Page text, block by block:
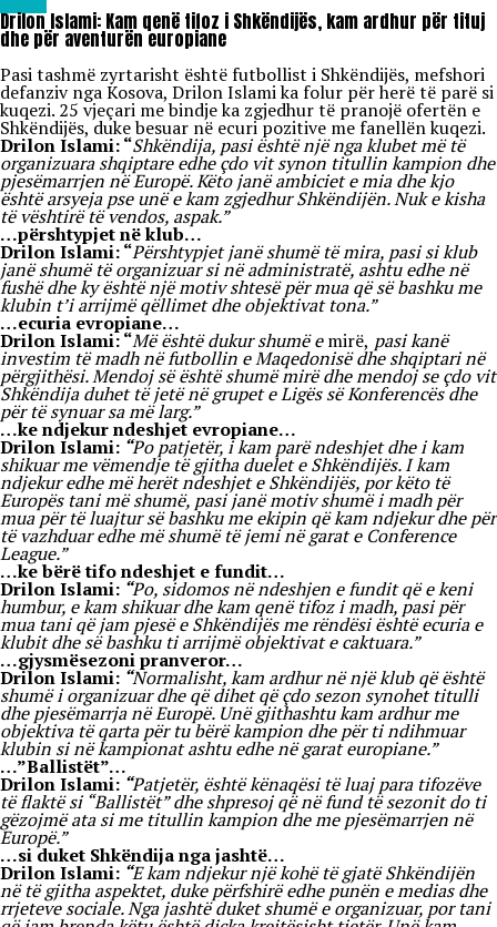
Drilon Islami: Kam qenë tifoz i Shkëndijës, kam ardhur për tituj
dhe për aventurën europiane
Pasi tashmë zyrtarisht është futbollist i Shkëndijës, mefshori
defanziv nga Kosova, Drilon Islami ka folur për herë të parë si
kuqezi. 25 vjeçari me bindje ka zgjedhur të pranojë ofertën e
Shkëndijës, duke besuar në ecuri pozitive me fanellën kuqezi.
Drilon Islami: “Shkëndija, pasi është një nga klubet më të
organizuara shqiptare edhe çdo vit synon titullin kampion dhe
pjesëmarrjen në Europë. Këto janë ambiciet e mia dhe kjo
është arsyeja pse unë e kam zgjedhur Shkëndijën. Nuk e kisha
të vështirë të vendos, aspak.”
…përshtypjet në klub…
Drilon Islami: “Përshtypjet janë shumë të mira, pasi si klub
janë shumë të organizuar si në administratë, ashtu edhe në
fushë dhe ky është një motiv shtesë për mua që së bashku me
klubin t’i arrijmë qëllimet dhe objektivat tona.”
…ecuria evropiane…
Drilon Islami: “Më është dukur shumë emirë, pasi kanë
investim të madh në futbollin e Maqedonisë dhe shqiptari në
përgjithësi. Mendoj së është shumë mirë dhe mendoj se çdo vit
Shkëndija duhet të jetë në grupet e Ligës së Konferencës dhe
për të synuar sa më larg.”
…ke ndjekur ndeshjet evropiane…
Drilon Islami: “Po patjetër, i kam parë ndeshjet dhe i kam
shikuar me vëmendje të gjitha duelet e Shkëndijës. I kam
ndjekur edhe më herët ndeshjet e Shkëndijës, por këto të
Europës tani më shumë, pasi janë motiv shumë i madh për
mua për të luajtur së bashku me ekipin që kam ndjekur dhe për
të vazhduar edhe më shumë të jemi në garat e Conference
League.”
…ke bërë tifo ndeshjet e fundit…
Drilon Islami: “Po, sidomos në ndeshjen e fundit që e keni
humbur, e kam shikuar dhe kam qenë tifoz i madh, pasi për
mua tani që jam pjesë e Shkëndijës me rëndësi është ecuria e
klubit dhe së bashku ti arrijmë objektivat e caktuara.”
…gjysmësezoni pranveror…
Drilon Islami: “Normalisht, kam ardhur në një klub që është
shumë i organizuar dhe që dihet që çdo sezon synohet titulli
dhe pjesëmarrja në Europë. Unë gjithashtu kam ardhur me
objektiva të qarta për tu bërë kampion dhe për ti ndihmuar
klubin si në kampionat ashtu edhe në garat europiane.”
…”Ballistët”…
Drilon Islami: “Patjetër, është kënaqësi të luaj para tifozëve
të flaktë si “Ballistët” dhe shpresoj që në fund të sezonit do ti
gëzojmë ata si me titullin kampion dhe me pjesëmarrjen në
Europë.”
…si duket Shkëndija nga jashtë…
Drilon Islami: “E kam ndjekur një kohë të gjatë Shkëndijën
në të gjitha aspektet, duke përfshirë edhe punën e medias dhe
rrjeteve sociale. Nga jashtë duket shumë e organizuar, por tani